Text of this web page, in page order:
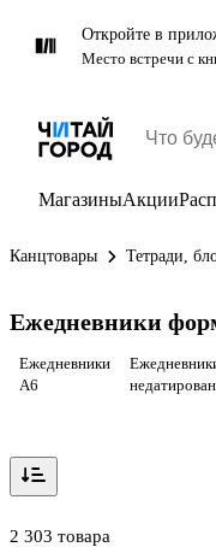
Откройте в
Место встречи с
МагазиныАкции
Канцтовары Тетради,
Ежедневники
Ежедневники
А6
2 303 товара